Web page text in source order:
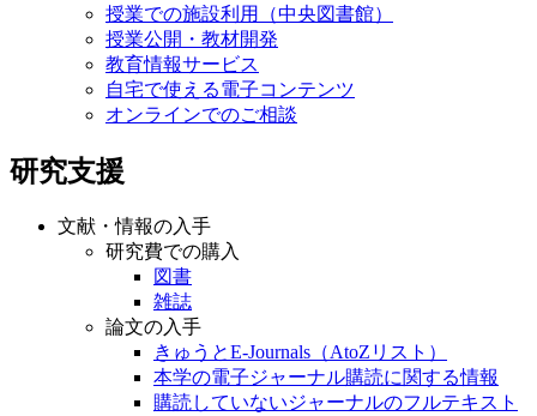
授業での施設利用（中央図書館）
授業公開・教材開発
教育情報サービス
自宅で使える電子コンテンツ
オンラインでのご相談
研究支援
文献・情報の入手
研究費での購入
図書
雑誌
論文の入手
きゅうとE-Journals（AtoZリスト）
本学の電子ジャーナル購読に関する情報
購読していないジャーナルのフルテキスト